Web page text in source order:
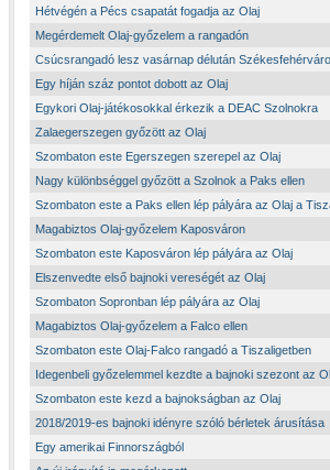
Hétvégén a Pécs csapatát fogadja az Olaj
Megérdemelt Olaj-győzelem a rangadón
Csúcsrangadó lesz vasárnap délután
Egy híján száz pontot dobott az Olaj
Egykori Olaj-játékosokkal érkezik a DEAC Szolnokra
Zalaegerszegen győzött az Olaj
Szombaton este Egerszegen szerepel az Olaj
Nagy különbséggel győzött a Szolnok a Paks ellen
Szombaton este a Paks ellen lép pályára az Olaj a
Magabiztos Olaj-győzelem Kaposváron
Szombaton este Kaposváron lép pályára az Olaj
Elszenvedte első bajnoki vereségét az Olaj
Szombaton Sopronban lép pályára az Olaj
Magabiztos Olaj-győzelem a Falco ellen
Szombaton este Olaj-Falco rangadó a Tiszaligetben
Idegenbeli győzelemmel kezdte a bajnoki szezont az
Szombaton este kezd a bajnokságban az Olaj
2018/2019-es bajnoki idényre szóló bérletek árusítása
Egy amerikai Finnországból